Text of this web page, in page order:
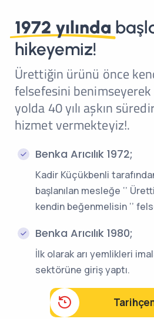
1972 yılında
hikeyemiz!
Ürettiğin ürünü önce
felsefesini benimseyerek
yolda 40 yılı aşkın
hizmet vermekteyiz!.
Benka Arıcılık 1972;
Kadir Küçükbenli
başlanılan mesleğe ‘’
kendin beğenmelisin ‘’
Benka Arıcılık 1980;
İlk olarak arı yemlikleri
sektörüne giriş yaptı.